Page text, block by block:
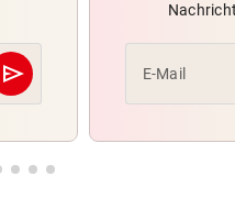
send
Abschicken E-Mail